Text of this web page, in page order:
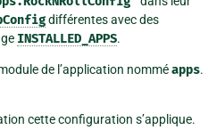
différentes avec des
INSTALLED_APPS.
de l’application nomméapps.
cette configuration s’applique.